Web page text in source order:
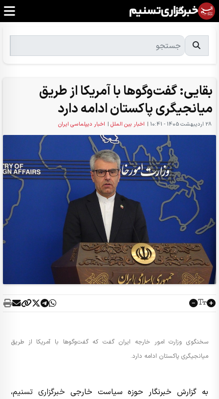
بقایی: گفت‌وگوها با آمریکا از طریق
میانجیگری پاکستان ادامه دارد
28 ارديبهشت 1405 - 10:41 | اخبار بین الملل | اخبار دیپلماسی ایران
سخنگوی وزارت امور خارجه ایران گفت که گفت‌وگوها با آمریکا از طریق
میانجیگری پاکستان ادامه دارد.
به گزارش خبرنگار حوزه سیاست خارجی خبرگزاری تسنیم،